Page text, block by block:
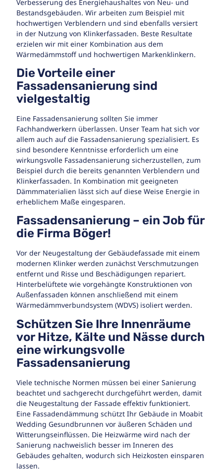
Verbesserung des Energiehaushaltes von Neu- und
Bestandsgebäuden. Wir arbeiten zum Beispiel mit
hochwertigen Verblendern und sind ebenfalls versiert
in der Nutzung von Klinkerfassaden. Beste Resultate
erzielen wir mit einer Kombination aus dem
Wärmedämmstoff und hochwertigen Markenklinkern.
Die Vorteile einer
Fassadensanierung sind
vielgestaltig
Eine Fassadensanierung sollten Sie immer
Fachhandwerkern überlassen. Unser Team hat sich vor
allem auch auf die Fassadensanierung spezialisiert. Es
sind besondere Kenntnisse erforderlich um eine
wirkungsvolle Fassadensanierung sicherzustellen, zum
Beispiel durch die bereits genannten Verblendern und
Klinkerfassaden. In Kombination mit geeigneten
Dämmmaterialien lässt sich auf diese Weise Energie in
erheblichem Maße eingesparen.
Fassadensanierung – ein Job für
die Firma Böger!
Vor der Neugestaltung der Gebäudefassade mit einem
modernen Klinker werden zunächst Verschmutzungen
entfernt und Risse und Beschädigungen repariert.
Hinterbelüftete wie vorgehängte Konstruktionen von
Außenfassaden können anschließend mit einem
Wärmedämmverbundsystem (WDVS) isoliert werden.
Schützen Sie Ihre Innenräume
vor Hitze, Kälte und Nässe durch
eine wirkungsvolle
Fassadensanierung
Viele technische Normen müssen bei einer Sanierung
beachtet und sachgerecht durchgeführt werden, damit
die Neugestaltung der Fassade effektiv funktioniert.
Eine Fassadendämmung schützt Ihr Gebäude in Moabit
Wedding Gesundbrunnen vor äußeren Schäden und
Witterungseinflüssen. Die Heizwärme wird nach der
Sanierung nachweislich besser im Inneren des
Gebäudes gehalten, wodurch sich Heizkosten einsparen
lassen.